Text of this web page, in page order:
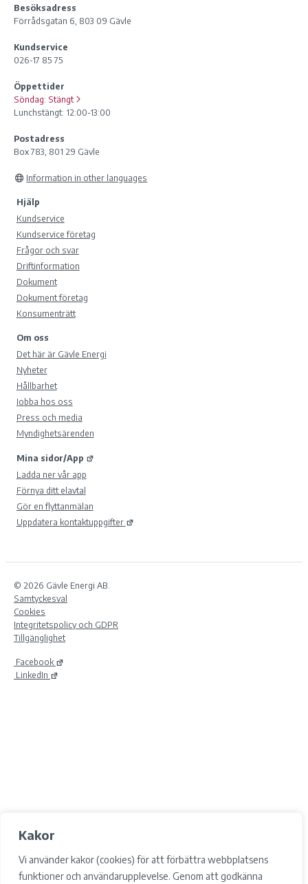
Kakor
Vi använder kakor (cookies) för att förbättra webbplatsens
funktioner och användarupplevelse. Genom att godkänna
Besöksadress
Förrådsgatan 6, 803 09 Gävle
Kundservice
026-17 85 75
Öppettider
Söndag: Stängt
Lunchstängt: 12:00-13:00
Postadress
Box 783, 801 29 Gävle
Information in other languages
Hjälp
Kundservice
Kundservice företag
Frågor och svar
Driftinformation
Dokument
Dokument företag
Konsumenträtt
Om oss
Det här är Gävle Energi
Nyheter
Hållbarhet
Jobba hos oss
Press och media
Myndighetsärenden
Mina sidor/App
Ladda ner vår app
Förnya ditt elavtal
Gör en flyttanmälan
Uppdatera kontaktuppgifter
© 2026 Gävle Energi AB.
Samtyckesval
Cookies
Integritetspolicy och GDPR
Tillgänglighet
Facebook
LinkedIn